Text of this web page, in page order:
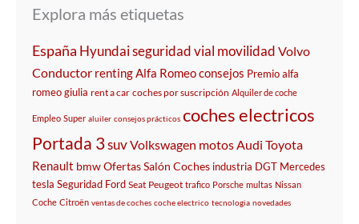
Explora más etiquetas
España Hyundaiseguridad vial movilidad Volvo
Conductor rentingAlfa Romeoconsejos Premio alfa
romeo giulia rent a car coches por suscripción Alquiler de coche
Empleo Super aluiler consejos prácticos coches electricos
Portada 3suvVolkswagen motosAudi Toyota
Renault bmwOfertasSalón Coches industria DGT Mercedes
tesla Seguridad Ford Seat Peugeot trafico Porsche multas Nissan
Coche Citroën ventas de coches coche electrico tecnologia novedades